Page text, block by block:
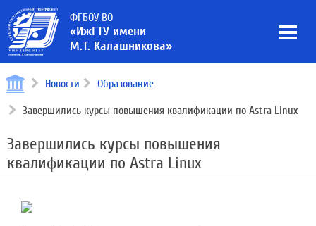
ФГБОУ ВО
«ИжГТУ имени
М.Т. Калашникова»
Новости Образование
Завершились курсы повышения квалификации по Astra Linux
Завершились курсы повышения
квалификации по Astra Linux